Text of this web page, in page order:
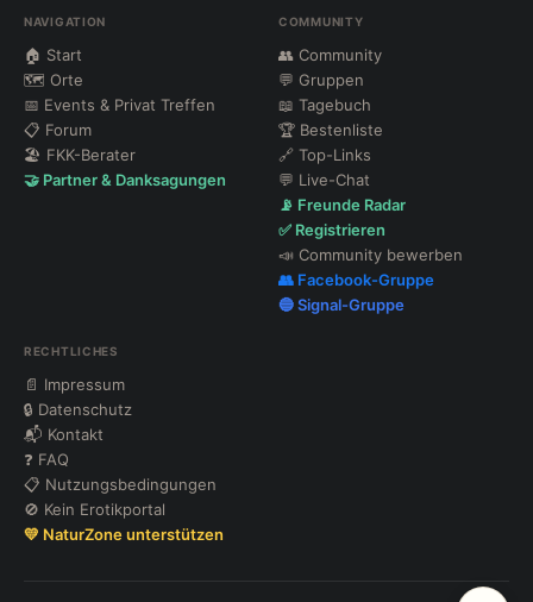
NAVIGATION
🏠 Start
🗺 Orte
📅 Events & Privat Treffen
📋 Forum
🏖 FKK-Berater
🤝 Partner & Danksagungen
COMMUNITY
👥 Community
💬 Gruppen
📖 Tagebuch
🏆 Bestenliste
🔗 Top-Links
💬 Live-Chat
📡 Freunde Radar
✅ Registrieren
📣 Community bewerben
👥 Facebook-Gruppe
🔵 Signal-Gruppe
RECHTLICHES
📄 Impressum
🔒 Datenschutz
📬 Kontakt
❓ FAQ
📋 Nutzungsbedingungen
🚫 Kein Erotikportal
💛 NaturZone unterstützen